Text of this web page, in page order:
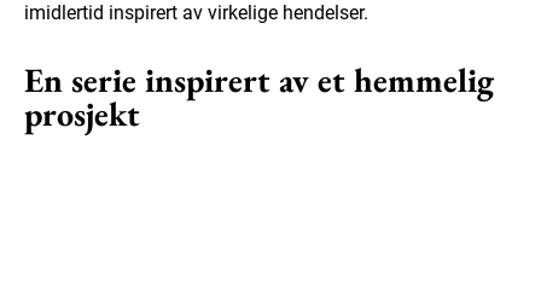
imidlertid inspirert av virkelige hendelser.
En serie inspirert av et hemmelig
prosjekt